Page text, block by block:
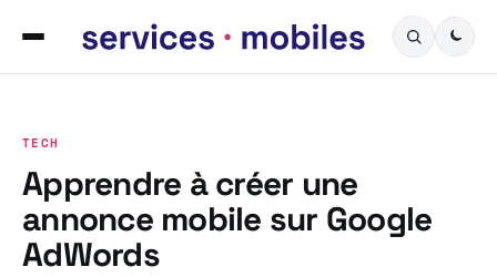
TECH
Apprendre à créer une
annonce mobile sur Google
AdWords